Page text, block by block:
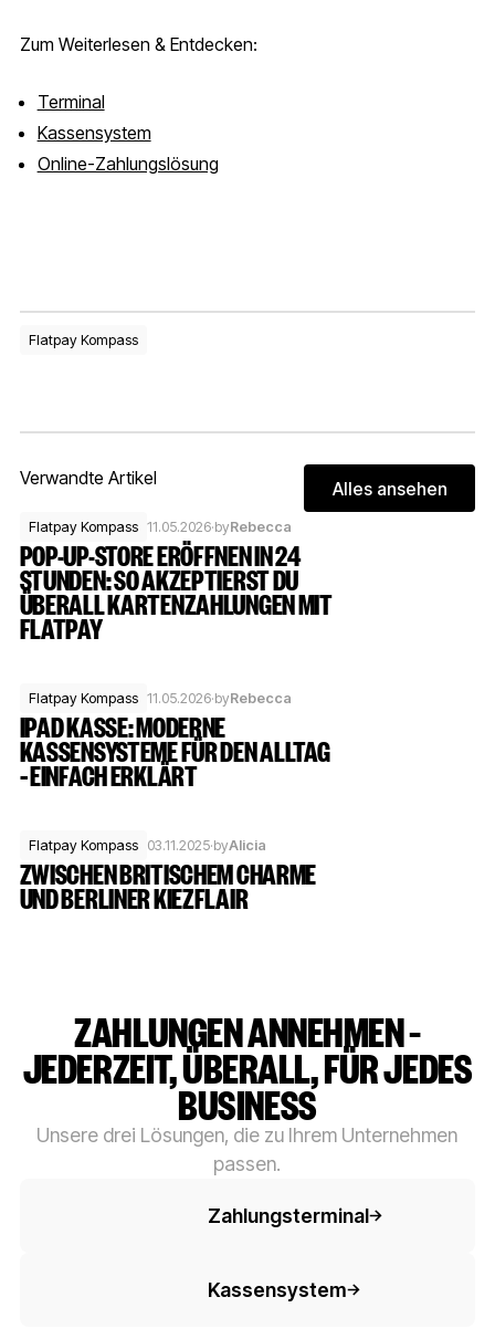
Zum Weiterlesen & Entdecken:
Terminal
Kassensystem
Online-Zahlungslösung
Flatpay Kompass
Verwandte Artikel Alles
Alles ansehen
Flatpay Kompass 11.05.2026·byRebecca
POP-UP-STORE ERÖFFNEN IN 24
STUNDEN: SO AKZEPTIERST DU
ÜBERALL KARTENZAHLUNGEN MIT
FLATPAY
Flatpay Kompass 11.05.2026·byRebecca
IPAD KASSE: MODERNE
KASSENSYSTEME FÜR DEN ALLTAG
– EINFACH ERKLÄRT
Flatpay Kompass 03.11.2025·byAlicia
ZWISCHEN BRITISCHEM CHARME
UND BERLINER KIEZFLAIR
ZAHLUNGEN ANNEHMEN –
JEDERZEIT, ÜBERALL, FÜR JEDES
BUSINESS
Unsere drei Lösungen, die zu Ihrem Unternehmen
passen.
Zahlungsterminal
Kassensystem